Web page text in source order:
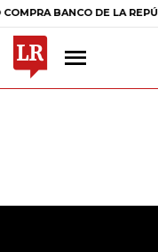
BANCO DE LA REPÚBLICA